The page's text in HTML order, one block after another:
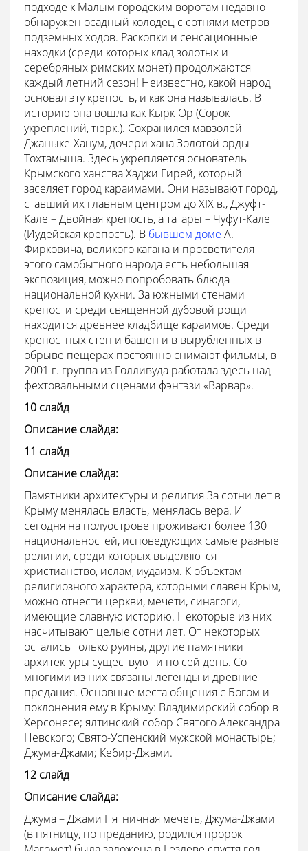
подходе к Малым городским воротам недавно
обнаружен осадный колодец с сотнями метров
подземных ходов. Раскопки и сенсационные
находки (среди которых клад золотых и
серебряных римских монет) продолжаются
каждый летний сезон! Неизвестно, какой народ
основал эту крепость, и как она называлась. В
историю она вошла как Кырк-Ор (Сорок
укреплений, тюрк.). Сохранился мавзолей
Джаныке-Ханум, дочери хана Золотой орды
Тохтамыша. Здесь укрепляется основатель
Крымского ханства Хаджи Гирей, который
заселяет город караимами. Они называют город,
ставший их главным центром до XIX в., Джуфт-
Кале – Двойная крепость, а татары – Чуфут-Кале
(Иудейская крепость). В бывшем доме А.
Фирковича, великого кагана и просветителя
этого самобытного народа есть небольшая
экспозиция, можно попробовать блюда
национальной кухни. За южными стенами
крепости среди священной дубовой рощи
находится древнее кладбище караимов. Среди
крепостных стен и башен и в вырубленных в
обрыве пещерах постоянно снимают фильмы, в
2001 г. группа из Голливуда работала здесь над
фехтовальными сценами фэнтэзи «Варвар».
10 слайд
Описание слайда:
11 слайд
Описание слайда:
Памятники архитектуры и религия За сотни лет в
Крыму менялась власть, менялась вера. И
сегодня на полуострове проживают более 130
национальностей, исповедующих самые разные
религии, среди которых выделяются
христианство, ислам, иудаизм. К объектам
религиозного характера, которыми славен Крым,
можно отнести церкви, мечети, синагоги,
имеющие славную историю. Некоторые из них
насчитывают целые сотни лет. От некоторых
остались только руины, другие памятники
архитектуры существуют и по сей день. Со
многими из них связаны легенды и древние
предания. Основные места общения с Богом и
поклонения ему в Крыму: Владимирский собор в
Херсонесе; ялтинский собор Святого Александра
Невского; Свято-Успенский мужской монастырь;
Джума-Джами; Кебир-Джами.
12 слайд
Описание слайда:
Джума – Джами Пятничная мечеть, Джума-Джами
(в пятницу, по преданию, родился пророк